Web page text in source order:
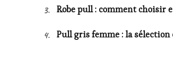
Robe pull : comment choisir
Pull gris femme : la